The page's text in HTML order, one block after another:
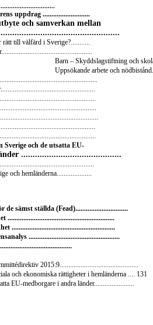
uppdrag ...........................
och samverkan mellan
rätt till välfärd i Sverige?...........
Barn – Skyddslagstiftning och
Uppsökande arbete och
och de utsatta EU-
...........................................
och hemländerna....................
de sämst ställda (Fead)..............................
.............................................................
...........................................................
....................................................
2015:9.............................................
och ekonomiska rättigheter i hemländerna .... 131
EU-medborgare i andra länder.......................